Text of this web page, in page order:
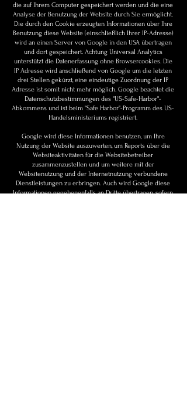
die auf Ihrem Computer gespeichert werden und die eine
Analyse der Benutzung der Website durch Sie ermöglicht.
Die durch den Cookie erzeugten Informationen über Ihre
Benutzung diese Website (einschließlich Ihrer IP-Adresse)
wird an einen Server von Google in den USA übertragen
und dort gespeichert. Achtung Universal Analytics
unterstützt die Datenerfassung ohne Browsercookies. Die
IP Adresse wird anschließend von Google um die letzten
drei Stellen gekürzt, eine eindeutige Zuordnung der IP
Adresse ist somit nicht mehr möglich. Google beachtet die
Datenschutzbestimmungen des "US-Safe-Harbor"-
Abkommens und ist beim "Safe Harbor"-Programm des US-
Handelsministeriums registriert.
Google wird diese Informationen benutzen, um Ihre
Nutzung der Website auszuwerten, um Reports über die
Websiteaktivitäten für die Websitebetreiber
zusammenzustellen und um weitere mit der
Websitenutzung und der Internetnutzung verbundene
Dienstleistungen zu erbringen. Auch wird Google diese
Informationen gegebenenfalls an Dritte übertragen, sofern